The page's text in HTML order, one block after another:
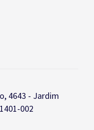
4643 - Jardim
002